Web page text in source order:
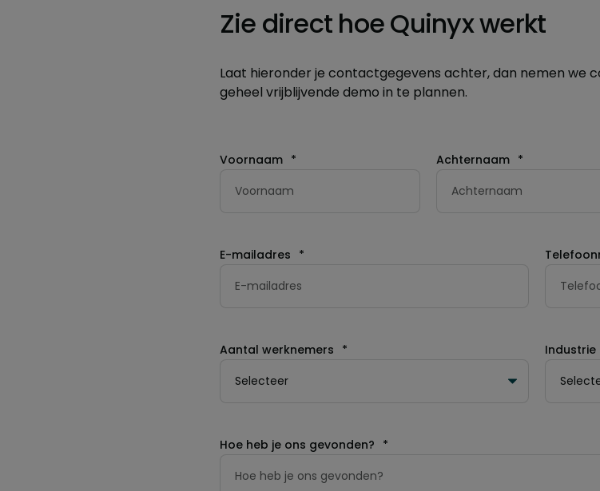
Zie direct hoe Quinyx werkt
Laat hieronder je contactgegevens achter, dan nemen we
geheel vrijblijvende demo in te plannen.
Voornaam * Achternaam *
E-mailadres *
Aantal werknemers * Industrie
Hoe heb je ons gevonden? *